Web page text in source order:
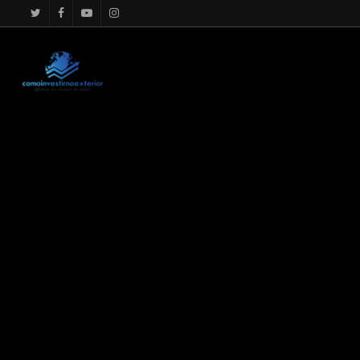
google.com, pub-4867156501875488, DIRECT,